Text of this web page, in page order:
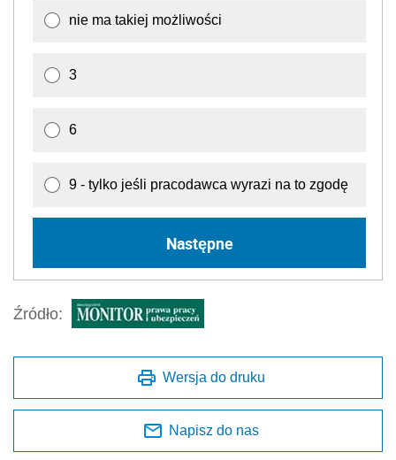
nie ma takiej możliwości
3
6
9 - tylko jeśli pracodawca wyrazi na to zgodę
Następne
Źródło:
Wersja do druku
Napisz do nas